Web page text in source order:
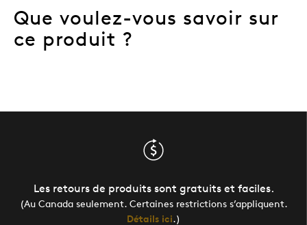
Que voulez-vous savoir sur
ce produit ?
Les retours de produits sont gratuits et faciles.
(Au Canada seulement. Certaines restrictions s’appliquent.
Détails ici.)